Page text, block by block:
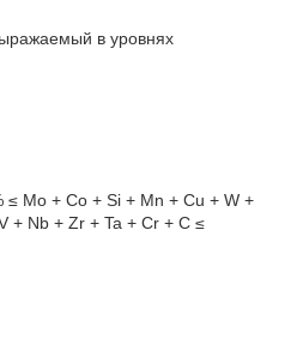
в уровнях
≤ Мо + Со + Si + Mn + Cu + W +
+ Nb + Zr + Ta + Cr + C ≤